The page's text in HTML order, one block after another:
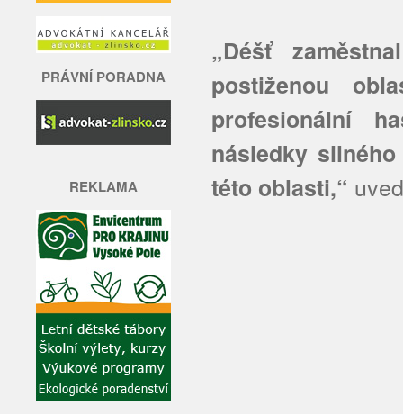
PRÁVNÍ PORADNA
REKLAMA
„Déšť
postiženou
profesionální
následky
této oblasti,“